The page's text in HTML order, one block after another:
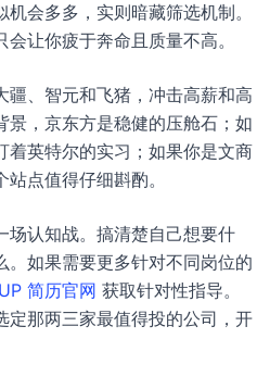
会多多，实则暗藏筛选机制。
让你疲于奔命且质量不高。
疆、智元和飞猪，冲击高薪和高
景，京东方是稳健的压舱石；如
着英特尔的实习；如果你是文商
点值得仔细斟酌。
场认知战。搞清楚自己想要什
。如果需要更多针对不同岗位的
UP 简历官网 获取针对性指导。
定那两三家最值得投的公司，开